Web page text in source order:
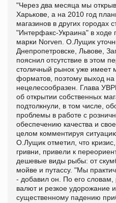
"Через два месяца мы
Харькове, а на 2010 год
магазинов в других городах
"Интерфакс-Украина" в ходе
марки Norven. О.Лущик
Днепропетровске, Львове,
пояснил отсутствие в этом
столичный рынок уже имеет
форматов, поэтому выход на
нецелесообразен. Глава
об открытии собственных
подтолкнули, в том числе,
проблемы в работе c
обеспечению качества и
целом комментируя
О.Лущик отметил, что
гривни, привели к
дешевые виды рыбы: от
мойве и путассу. "Мы
- добавил он. По его словам,
валют и резкое удорожание
существенному падению